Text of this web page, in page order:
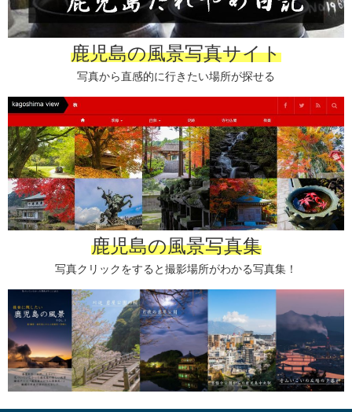
鹿児島の風景写真サイト
写真から直感的に行きたい場所が探せる
鹿児島の風景写真集
写真クリックをすると撮影場所がわかる写真集！